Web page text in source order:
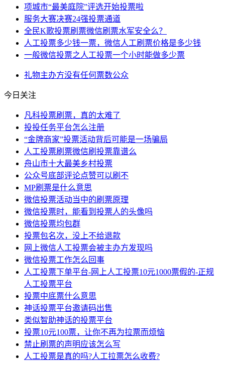
项城市“最美庭院”评选开始投票啦
服务大赛决赛24强投票通道
全民K歌投票刷票微信刷票水军安全么？
人工投票多少钱一票，微信人工刷票价格是多少钱
一般微信投票之人工投票一个小时能做多少票
礼物主办方没有任何票数公众
今日关注
凡科投票刷票，真的太难了
投投任务平台怎么注册
“金牌商家”投票活动背后可能是一场骗局
人工投票刷票微信刷投票靠谱么
舟山市十大最美乡村投票
公众号底部评论点赞可以刷不
MP刷票是什么意思
微信投票活动当中的刷票原理
微信投票时，能看到投票人的头像吗
微信投票均包群
投票包名次，没上不给退款
网上微信人工投票会被主办方发现吗
微信投票工作怎么回事
人工投票下单平台-网上人工投票10元1000票假的-正规
人工投票平台
投票中底票什么意思
神话投票平台邀请码出售
类似智助神话的投票平台
投票10元100票，让你不再为拉票而烦恼
禁止刷票的声明应该怎么写
人工投票是真的吗?人工拉票怎么收费?